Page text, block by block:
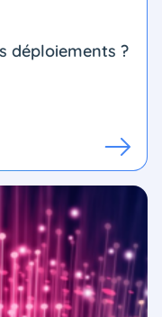
déploiements ?